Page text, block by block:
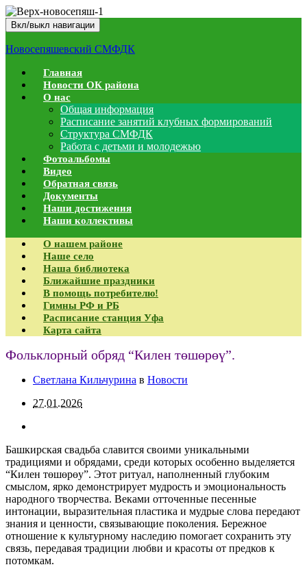
Вкл/выкл навигации
Новосепяшевский СМФДК
Главная
Новости ОК района
О нас
Общая информация
Расписание занятий клубных формирований
Структура СМФДК
Работа с детьми и молодежью
Фотоальбомы
Видео
Обратная связь
Документы
Наши достижения
Наши коллективы
О нашем районе
Наше село
Наша библиотека
Ближайшие праздники
В помощь потребителю!
Гимны РФ и РБ
Расписание станция Уфа
Карта сайта
Фольклорный обряд “Килен төшөрөү”.
Светлана Кильчурина в Новости
27.01.2026
Башкирская свадьба славится своими уникальными
традициями и обрядами, среди которых особенно выделяется
“Килен төшөрөу”. Этот ритуал, наполненный глубоким
смыслом, ярко демонстрирует мудрость и эмоциональность
народного творчества. Веками отточенные песенные
интонации, выразительная пластика и мудрые слова передают
знания и ценности, связывающие поколения. Бережное
отношение к культурному наследию помогает сохранить эту
связь, передавая традиции любви и красоты от предков к
потомкам.